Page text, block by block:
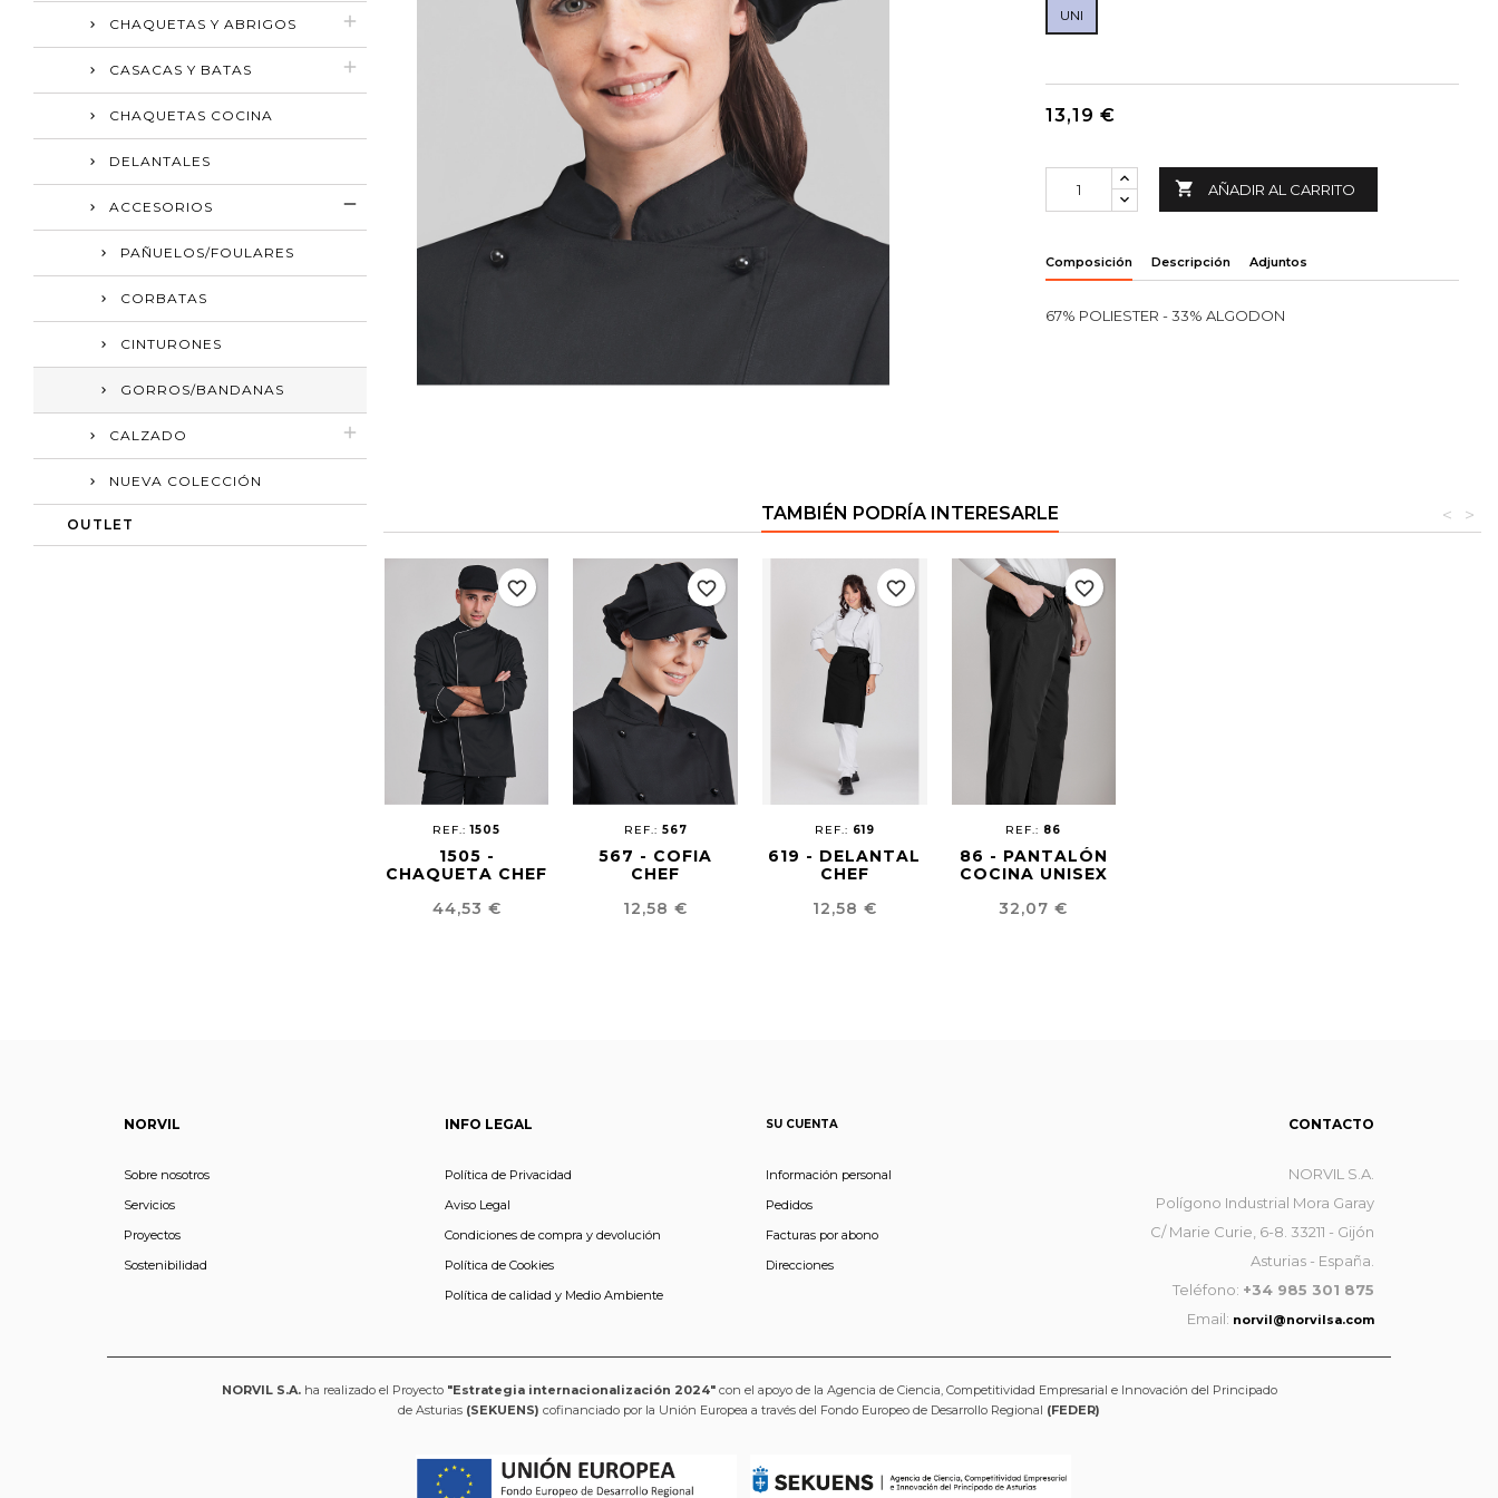
CHAQUETAS Y ABRIGOS
CASACAS Y BATAS
CHAQUETAS COCINA
DELANTALES
ACCESORIOS
PAÑUELOS/FOULARES
CORBATAS
CINTURONES
GORROS/BANDANAS
CALZADO
NUEVA COLECCIÓN
OUTLET
UNI
13,19 €
 AÑADIR AL CARRITO
Composición Descripción Adjuntos
67% POLIESTER - 33% ALGODON
TAMBIÉN PODRÍA INTERESARLE >
<
REF.:1505
1505 -
CHAQUETA CHEF
Precio
44,53 €
favorite_border
REF.: 567
567 - COFIA
CHEF
Precio
12,58 €
favorite_border
REF.: 619
619 - DELANTAL
CHEF
Precio
12,58 €
favorite_border
REF.: 86
86 - PANTALÓN
COCINA UNISEX
Precio
32,07 €
favorite_border
NORVIL
Sobre nosotros
Servicios
Proyectos
Sostenibilidad
INFO LEGAL
Política de Privacidad
Aviso Legal
Condiciones de compra y devolución
Política de Cookies
Política de calidad y Medio Ambiente
SU CUENTA
Información personal
Pedidos
Facturas por abono
Direcciones
CONTACTO
NORVIL S.A.
Polígono Industrial Mora Garay
C/ Marie Curie, 6-8. 33211 - Gijón
Asturias - España.
Teléfono: +34 985 301 875
Email: norvil@norvilsa.com
NORVIL S.A.ha realizado el Proyecto "Estrategia internacionalización 2024"con el apoyo de la Agencia de Ciencia, Competitividad Empresarial e Innovación del Principado
de Asturias (SEKUENS) cofinanciado por la Unión Europea a través del Fondo Europeo de Desarrollo Regional (FEDER)